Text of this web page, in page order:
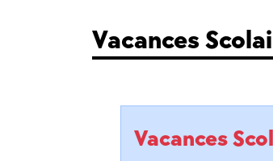
Vacances
Vacances